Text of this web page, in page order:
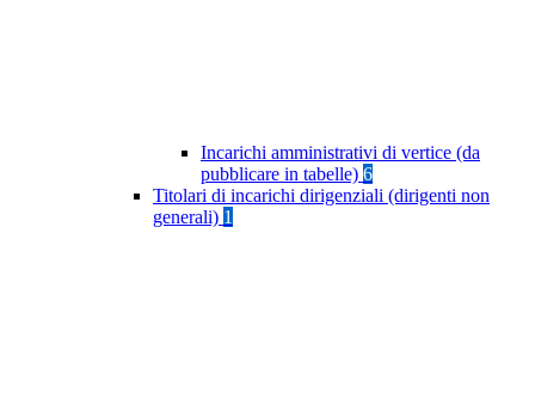
Incarichi amministrativi di vertice (da
pubblicare in tabelle) 6
Titolari di incarichi dirigenziali (dirigenti non
generali) 1